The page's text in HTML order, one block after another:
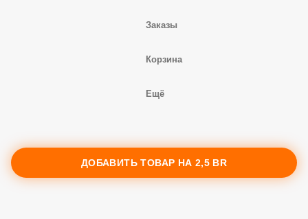
ДОБАВИТЬ ТОВАР НА 2,5 BR
Корзина
Ещё